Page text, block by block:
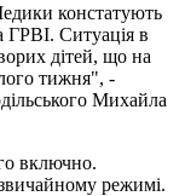
констатують
ГРВІ. Ситуація в
дітей, що на
тижня", -
Михайла
включно.
режимі.